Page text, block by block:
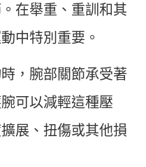
在舉重、重訓和其
中特別重要。
，腕部關節承受著
可以減輕這種壓
展、扭傷或其他損